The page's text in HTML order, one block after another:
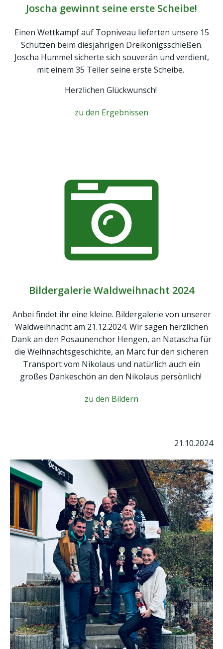
Joscha gewinnt seine erste Scheibe!
Einen Wettkampf auf Topniveau lieferten unsere 15
Schützen beim diesjährigen Dreikönigsschießen.
Joscha Hummel sicherte sich souverän und verdient,
mit einem 35 Teiler seine erste Scheibe.
Herzlichen Glückwunsch!
zu den Ergebnissen
Bildergalerie Waldweihnacht 2024
Anbei findet ihr eine kleine. Bildergalerie von unserer
Waldweihnacht am 21.12.2024. Wir sagen herzlichen
Dank an den Posaunenchor Hengen, an Natascha für
die Weihnachtsgeschichte, an Marc für den sicheren
Transport vom Nikolaus und natürlich auch ein
großes Dankeschön an den Nikolaus persönlich!
zu den Bildern
21.10.2024